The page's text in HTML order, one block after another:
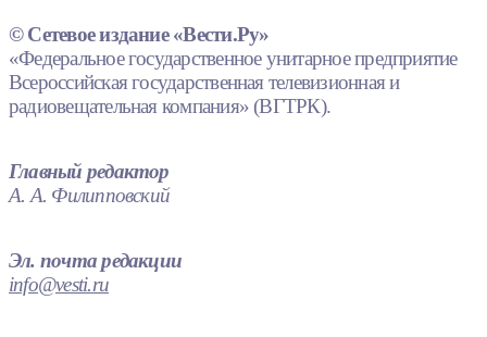
© Сетевое издание «Вести.Ру»
«Федеральное государственное унитарное предприятие
Всероссийская государственная телевизионная и
радиовещательная компания» (ВГТРК).
Главный редактор
А. А. Филипповский
Эл. почта редакции
info@vesti.ru